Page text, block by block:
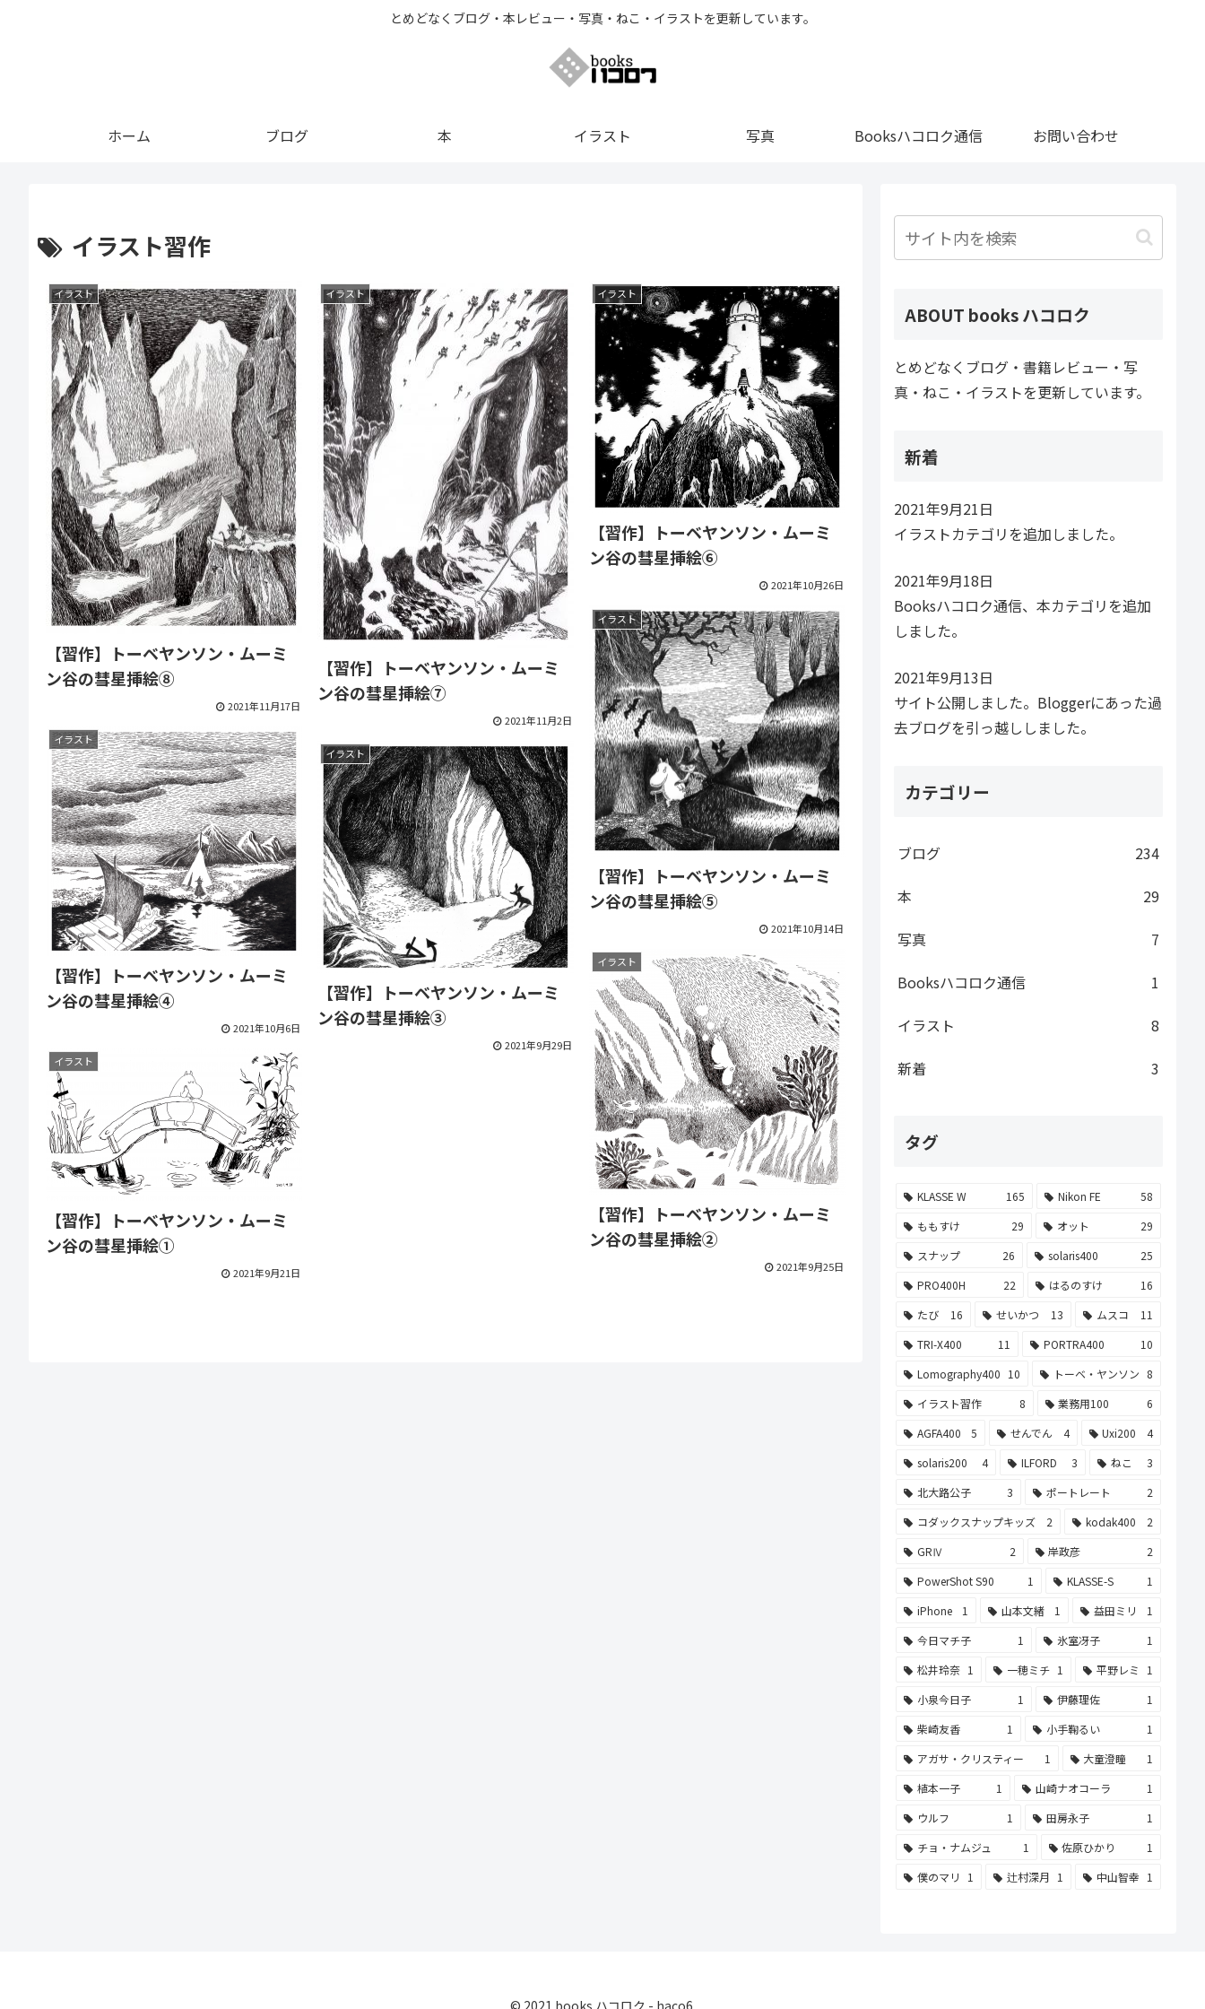
とめどなくブログ・本レビュー・写真・ねこ・イラストを更新しています。
ホーム ブログ 本 イラスト 写真 Booksハコロク通信 お問い合わせ
イラスト習作
イラスト
【習作】トーベヤンソン・ムーミ
ン谷の彗星挿絵⑧
2021年11月17日
イラスト
【習作】トーベヤンソン・ムーミ
ン谷の彗星挿絵⑦
2021年11月2日
イラスト
【習作】トーベヤンソン・ムーミ
ン谷の彗星挿絵⑥
2021年10月26日
イラスト
【習作】トーベヤンソン・ムーミ
ン谷の彗星挿絵⑤
2021年10月14日
イラスト
【習作】トーベヤンソン・ムーミ
ン谷の彗星挿絵④
2021年10月6日
イラスト
【習作】トーベヤンソン・ムーミ
ン谷の彗星挿絵③
2021年9月29日
イラスト
【習作】トーベヤンソン・ムーミ
ン谷の彗星挿絵②
2021年9月25日
イラスト
【習作】トーベヤンソン・ムーミ
ン谷の彗星挿絵①
2021年9月21日
ABOUT books ハコロク
とめどなくブログ・書籍レビュー・写
真・ねこ・イラストを更新しています。
新着
2021年9月21日
イラストカテゴリを追加しました。
2021年9月18日
Booksハコロク通信、本カテゴリを追加
しました。
2021年9月13日
サイト公開しました。Bloggerにあった過
去ブログを引っ越ししました。
カテゴリー
ブログ
234
本
29
写真
7
Booksハコロク通信
1
イラスト
8
新着
3
タグ
KLASSE W 165 Nikon FE
58
ももすけ
29 オット
29
スナップ
26 solaris400
25
PRO400H
22 はるのすけ
16
たび
16 せいかつ 13 ムスコ
11
TRI-X400
11 PORTRA400
10
Lomography400 10 トーベ・ヤンソン 8
イラスト習作
8 業務用100
6
AGFA400
5 せんでん 4 Uxi200
4
solaris200
4 ILFORD 3 ねこ
3
北大路公子
3 ポートレート
2
コダックスナップキッズ
2 kodak400
2
GRⅣ
2 岸政彦
2
PowerShot S90
1 KLASSE-S
1
iPhone
1 山本文緒 1 益田ミリ
1
今日マチ子
1 氷室冴子
1
松井玲奈 1 一穂ミチ 1 平野レミ
1
小泉今日子
1 伊藤理佐
1
柴崎友香
1 小手鞠るい
1
アガサ・クリスティー
1 大童澄瞳
1
植本一子
1 山崎ナオコーラ
1
ウルフ
1 田房永子
1
チョ・ナムジュ
1 佐原ひかり
1
僕のマリ
1 辻村深月 1 中山智幸 1